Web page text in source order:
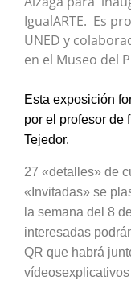
IgualARTE. Es
UNED y
en el Museo del
Esta exposición
por el profesor de
Tejedor.
27 «detalles» de
«Invitadas» se
la semana del 8
interesadas
QR que habrá
vídeosexplicativos